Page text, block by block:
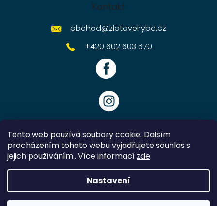
Tento web používá soubory cookie. Dalším
procházením tohoto webu vyjadřujete souhlas s
jejich používáním.. Více informací zde.
Nastavení
Kontakt
obchod@zlatavelryba.cz
+420 602 603 670
Vytvořil Shoptet